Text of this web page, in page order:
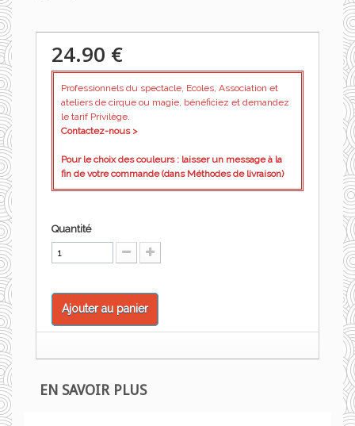
24.90 €
Professionnels du spectacle, Ecoles, Association et
ateliers de cirque ou magie, bénéficiez et demandez
le tarif Privilège.
Contactez-nous >
Pour le choix des couleurs : laisser un message à la
fin de votre commande (dans Méthodes de livraison)
Quantité
Ajouter au panier
EN SAVOIR PLUS